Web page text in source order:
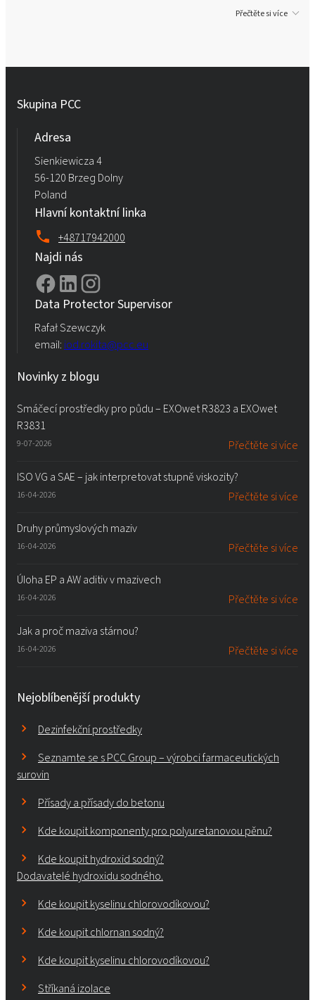
Přečtěte si více
Skupina PCC
Adresa
Sienkiewicza 4
56-120 Brzeg Dolny
Poland
Hlavní kontaktní linka
+48717942000
Najdi nás
Data Protector Supervisor
Rafał Szewczyk
email: iod.rokita@pcc.eu
Novinky z blogu
Smáčecí prostředky pro půdu – EXOwet R3823 a EXOwet
R3831
9-07-2026 Přečtěte si více
ISO VG a SAE – jak interpretovat stupně viskozity?
16-04-2026 Přečtěte si více
Druhy průmyslových maziv
16-04-2026 Přečtěte si více
Úloha EP a AW aditiv v mazivech
16-04-2026 Přečtěte si více
Jak a proč maziva stárnou?
16-04-2026 Přečtěte si více
Nejoblíbenější produkty
Dezinfekční prostředky
Seznamte se s PCC Group – výrobci farmaceutických
surovin
Přísady a přísady do betonu
Kde koupit komponenty pro polyuretanovou pěnu?
Kde koupit hydroxid sodný?
Dodavatelé hydroxidu sodného.
Kde koupit kyselinu chlorovodíkovou?
Kde koupit chlornan sodný?
Kde koupit kyselinu chlorovodíkovou?
Stříkaná izolace